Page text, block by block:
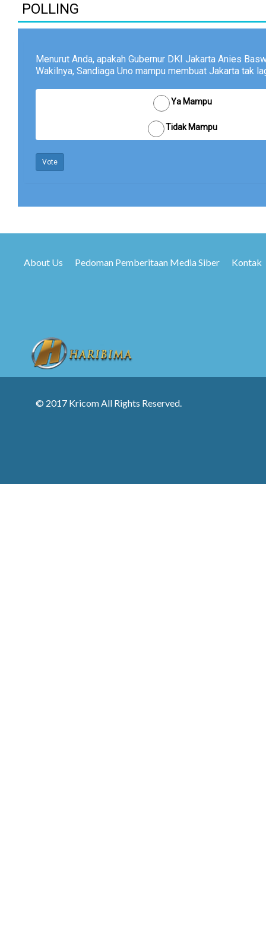
POLLING
Menurut Anda, apakah Gubernur DKI Jakarta Anies
Wakilnya, Sandiaga Uno mampu membuat Jakarta tak
Ya Mampu
Tidak Mampu
Vote
About Us Pedoman Pemberitaan Media Siber Kontak
© 2017 Kricom All Rights Reserved.